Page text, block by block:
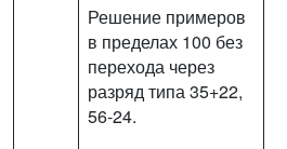
Решение примеров
в пределах 100 без
перехода через
разряд типа 35+22,
56-24.